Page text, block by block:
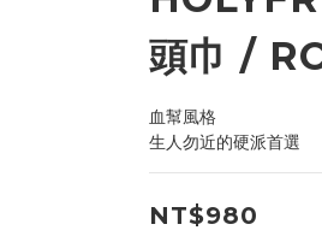
頭巾 /
血幫風格
生人勿近的硬派首選
NT$980